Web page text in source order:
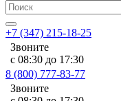
+7 (347) 215-18-25
Звоните
с 08:30 до 17:30
8 (800) 777-83-77
Звоните